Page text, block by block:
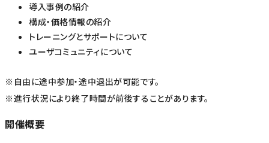
導入事例の紹介
構成・価格情報の紹介
トレーニングとサポートについて
ユーザコミュニティについて
※自由に途中参加・途中退出が可能です。
※進行状況により終了時間が前後することがあります。
開催概要